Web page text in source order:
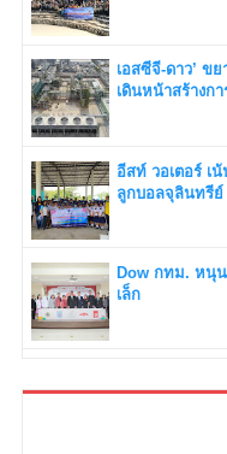
เอสซีจี-ดาว’ ข
เดินหน้าสร้างก
อีสท์ วอเตอร์ เ
ลูกบอลจุลินทรีย์
Dow กทม. หนุน
เล็ก